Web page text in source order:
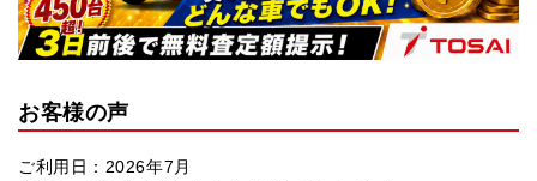
お客様の声
ご利用日：2026年7月